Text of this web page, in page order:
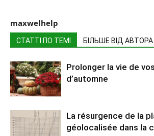
maxwelhelp
СТАТТІ ПО ТЕМІ БІЛЬШЕ ВІД АВТОРА
Prolonger la vie de
d’automne
La résurgence de la
géolocalisée dans la